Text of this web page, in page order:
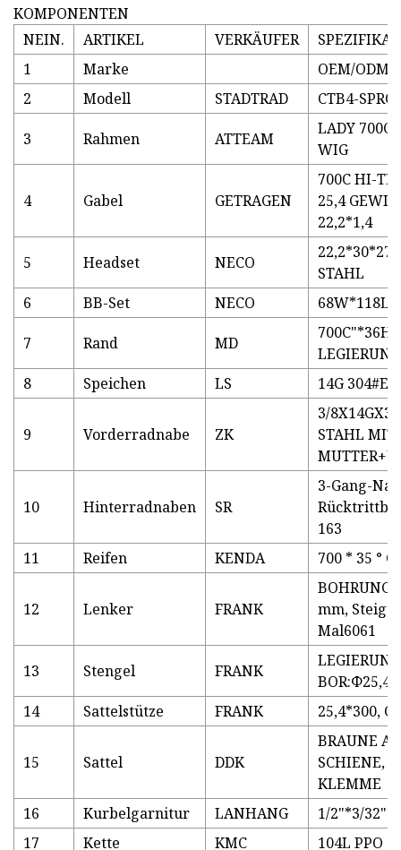
KOMPONENTEN
NEIN.
ARTIKEL VERKÄUFER
1
Marke
OEM/ODM
2
Modell STADTRAD CTB4-
3 Rahmen ATTEAM
LADY
WIG
4 Gabel GETRAGEN
700C HI-
25,4
22,2*1,4
5 Headset NECO
STAHL
6
BB-Set NECO 68W*118L
7 Rand MD
700C"*36H
8
Speichen LS 14G
9 Vorderradnabe ZK
3/
STAHL MIT
10 Hinterradnaben SR
3-Gang-
163
11
Reifen KENDA 700 * 35 ° C
12 Lenker FRANK
BOHRUNG:
mm,
Mal6061
13 Stengel FRANK
BOR:Φ25,4
14
Sattelstütze FRANK 25,4*300,
15 Sattel DDK
BRAUNE
SCHIENE,
KLEMME
16
Kurbelgarnitur LANHANG
1/2"*3/
17
Kette KMC 104L PPO